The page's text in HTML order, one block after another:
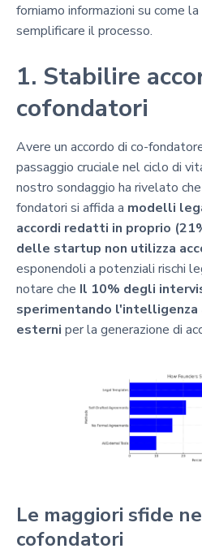
forniamo informazioni su come
semplificare il processo.
1. Stabilire
cofondatori
Avere un accordo di co-
passaggio cruciale nel ciclo di
nostro sondaggio ha rivelato
fondatori si affida a modelli
accordi redatti in proprio
delle startup non utilizza
esponendoli a potenziali rischi
notare che Il 10% degli
sperimentando
esterni per la generazione di
Le maggiori sfide
cofondatori